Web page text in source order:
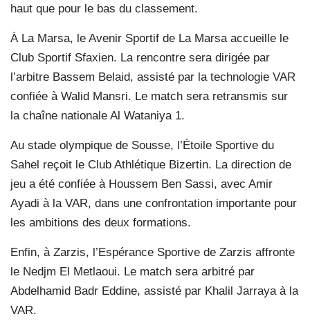
haut que pour le bas du classement.
À La Marsa, le Avenir Sportif de La Marsa accueille le
Club Sportif Sfaxien. La rencontre sera dirigée par
l’arbitre Bassem Belaid, assisté par la technologie VAR
confiée à Walid Mansri. Le match sera retransmis sur
la chaîne nationale Al Wataniya 1.
Au stade olympique de Sousse, l’Étoile Sportive du
Sahel reçoit le Club Athlétique Bizertin. La direction de
jeu a été confiée à Houssem Ben Sassi, avec Amir
Ayadi à la VAR, dans une confrontation importante pour
les ambitions des deux formations.
Enfin, à Zarzis, l’Espérance Sportive de Zarzis affronte
le Nedjm El Metlaoui. Le match sera arbitré par
Abdelhamid Badr Eddine, assisté par Khalil Jarraya à la
VAR.